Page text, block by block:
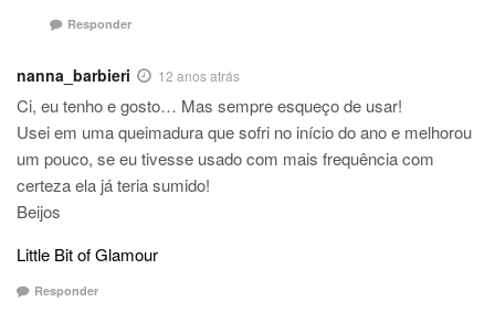
Responder
nanna_barbieri 12 anos atrás
Ci, eu tenho e gosto… Mas sempre esqueço de usar!
Usei em uma queimadura que sofri no início do ano e melhorou
um pouco, se eu tivesse usado com mais frequência com
certeza ela já teria sumido!
Beijos
Little Bit of Glamour
Responder